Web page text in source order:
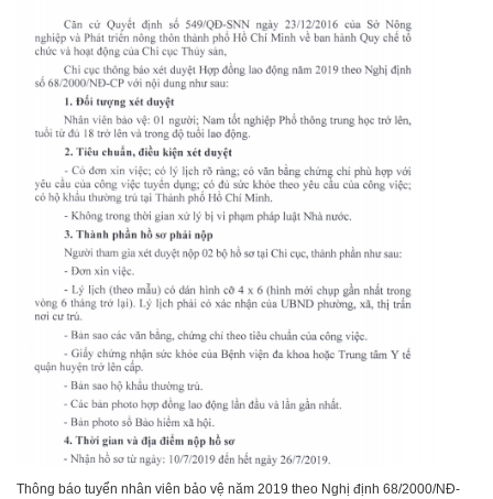
Thông báo tuyển nhân viên bảo vệ năm 2019 theo Nghị định 68/2000/NĐ-